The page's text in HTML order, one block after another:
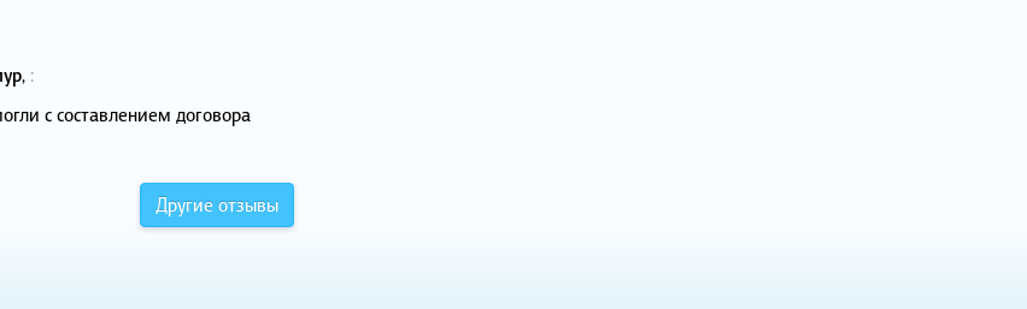
, :
с составлением договора
Другие отзывы